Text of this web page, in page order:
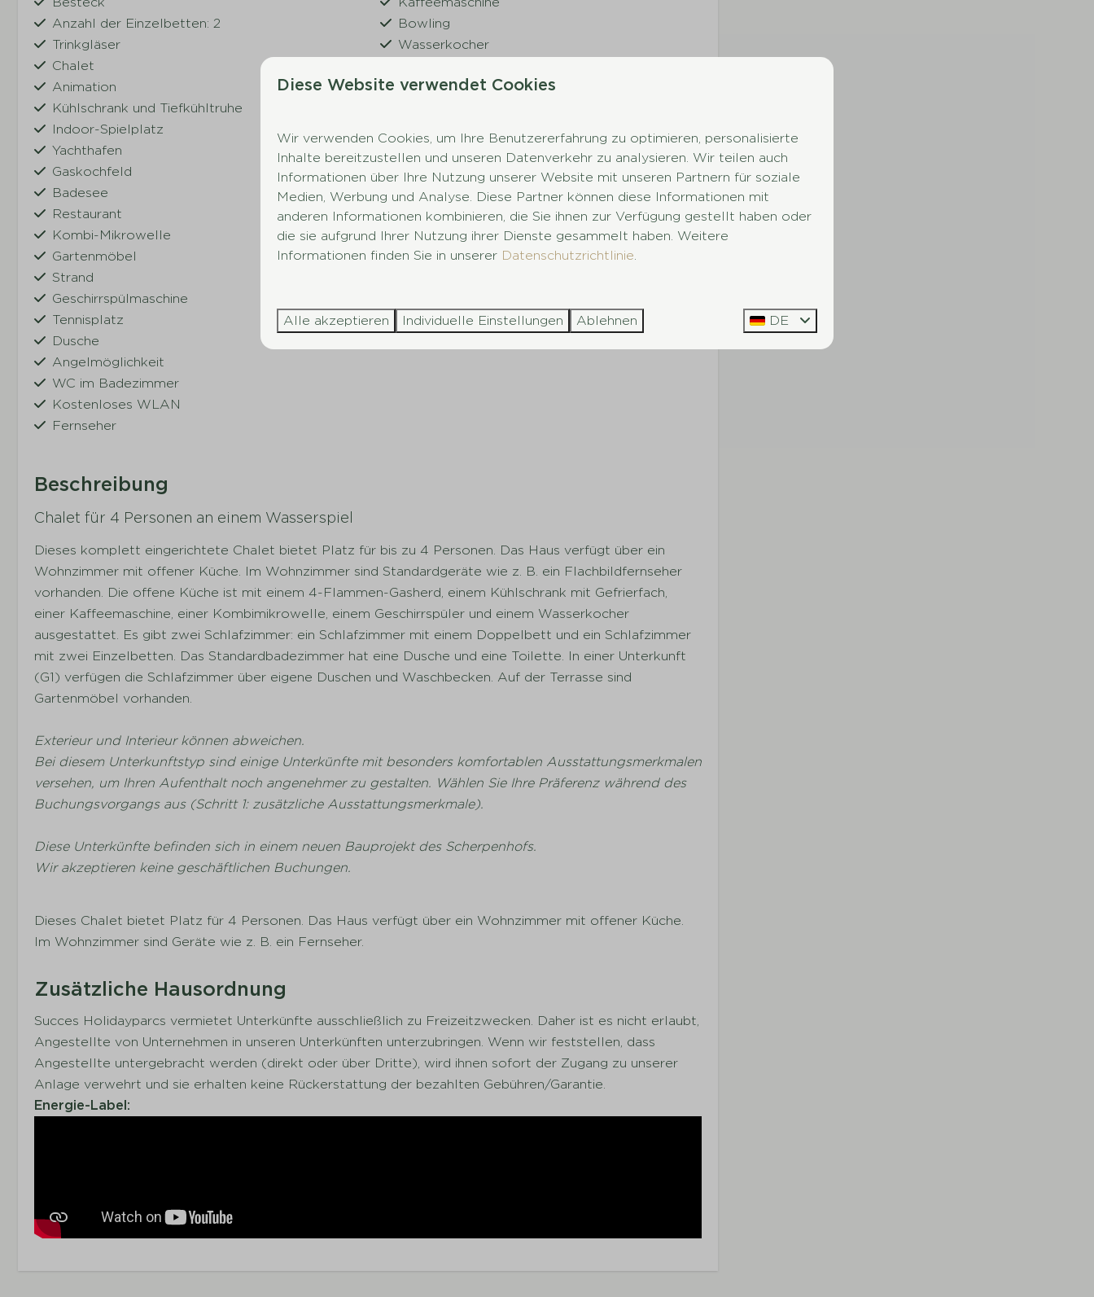
Anzahl der Einzelbetten: 2
Trinkgläser
Chalet
Animation
Bowling
Wasserkocher
Fläche in m2: 50–100 m2
Kühlschrank und Tiefkühltruhe
Indoor-Spielplatz
Yachthafen
Gaskochfeld
Badesee
Restaurant
Kombi-Mikrowelle
Gartenmöbel
Strand
Geschirrspülmaschine
Tennisplatz
Dusche
Angelmöglichkeit
WC im Badezimmer
Kostenloses WLAN
Fernseher
Beschreibung
Chalet für 4 Personen an einem Wasserspiel
Dieses komplett eingerichtete Chalet bietet Platz für bis zu 4 Personen. Das Haus verfügt über ein
Wohnzimmer mit offener Küche. Im Wohnzimmer sind Standardgeräte wie z. B. ein Flachbildfernseher
vorhanden. Die offene Küche ist mit einem 4-Flammen-Gasherd, einem Kühlschrank mit Gefrierfach,
einer Kaffeemaschine, einer Kombimikrowelle, einem Geschirrspüler und einem Wasserkocher
ausgestattet. Es gibt zwei Schlafzimmer: ein Schlafzimmer mit einem Doppelbett und ein Schlafzimmer
mit zwei Einzelbetten. Das Standardbadezimmer hat eine Dusche und eine Toilette. In einer Unterkunft
(G1) verfügen die Schlafzimmer über eigene Duschen und Waschbecken. Auf der Terrasse sind
Gartenmöbel vorhanden.
Exterieur und Interieur können abweichen.
Bei diesem Unterkunftstyp sind einige Unterkünfte mit besonders komfortablen Ausstattungsmerkmalen
versehen, um Ihren Aufenthalt noch angenehmer zu gestalten. Wählen Sie Ihre Präferenz während des
Buchungsvorgangs aus (Schritt 1: zusätzliche Ausstattungsmerkmale).
Diese Unterkünfte befinden sich in einem neuen Bauprojekt des Scherpenhofs.
Wir akzeptieren keine geschäftlichen Buchungen.
Dieses Chalet bietet Platz für 4 Personen. Das Haus verfügt über ein Wohnzimmer mit offener Küche.
Im Wohnzimmer sind Geräte wie z. B. ein Fernseher.
Zusätzliche Hausordnung
Succes Holidayparcs vermietet Unterkünfte ausschließlich zu Freizeitzwecken. Daher ist es nicht erlaubt,
Angestellte von Unternehmen in unseren Unterkünften unterzubringen. Wenn wir feststellen, dass
Angestellte untergebracht werden (direkt oder über Dritte), wird ihnen sofort der Zugang zu unserer
Anlage verwehrt und sie erhalten keine Rückerstattung der bezahlten Gebühren/Garantie.
Energie-Label:
Diese Website verwendet Cookies
Wir verwenden Cookies, um Ihre Benutzererfahrung zu optimieren, personalisierte
Inhalte bereitzustellen und unseren Datenverkehr zu analysieren. Wir teilen auch
Informationen über Ihre Nutzung unserer Website mit unseren Partnern für soziale
Medien, Werbung und Analyse. Diese Partner können diese Informationen mit
anderen Informationen kombinieren, die Sie ihnen zur Verfügung gestellt haben oder
die sie aufgrund Ihrer Nutzung ihrer Dienste gesammelt haben. Weitere
Informationen finden Sie in unserer Datenschutzrichtlinie
Alle akzeptieren Individuelle Einstellungen Ablehnen DE